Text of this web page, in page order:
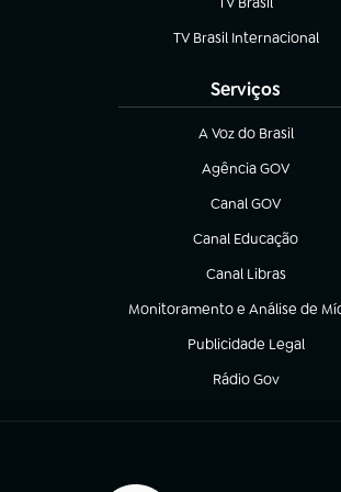
(abre em nova aba)
TV Brasil Internacional
(abre em nova aba)
Serviços
A Voz do Brasil
(abre em nova aba)
Agência GOV
(abre em nova aba)
Canal GOV
(abre em nova aba)
Canal Educação
(abre em nova aba)
Canal Libras
(abre em nova aba)
Monitoramento e Análise de
(abre em nova aba)
Publicidade Legal
(abre em nova aba)
Rádio Gov
(abre em nova aba)